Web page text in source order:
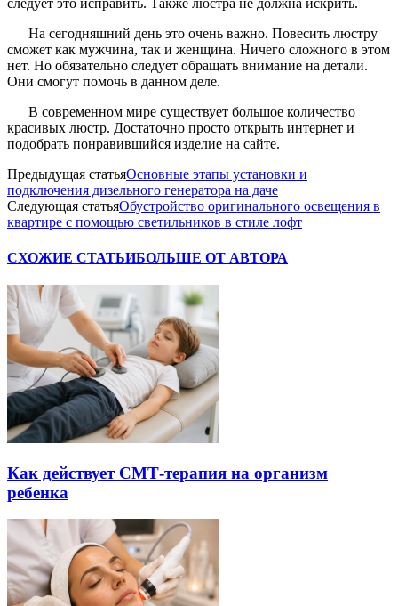
следует это исправить. Также люстра не должна искрить.
На сегодняшний день это очень важно. Повесить люстру
сможет как мужчина, так и женщина. Ничего сложного в этом
нет. Но обязательно следует обращать внимание на детали.
Они смогут помочь в данном деле.
В современном мире существует большое количество
красивых люстр. Достаточно просто открыть интернет и
подобрать понравившийся изделие на сайте.
Предыдущая статьяОсновные этапы установки и
подключения дизельного генератора на даче
Следующая статьяОбустройство оригинального освещения в
квартире с помощью светильников в стиле лофт
СХОЖИЕ СТАТЬИБОЛЬШЕ ОТ АВТОРА
Как действует СМТ-терапия на организм
ребенка